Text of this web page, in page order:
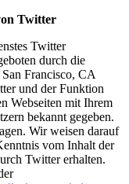
Twitter
Twitter
durch die
Francisco, CA
und der Funktion
Webseiten mit Ihrem
bekannt gegeben.
Wir weisen darauf
vom Inhalt der
Twitter erhalten.